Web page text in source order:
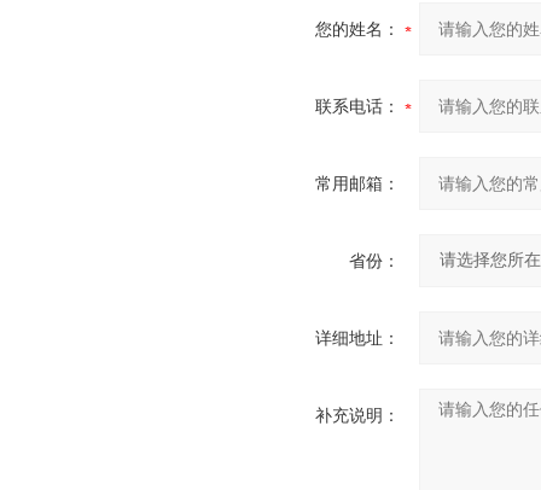
您的姓名：
联系电话：
常用邮箱：
省份：
详细地址：
补充说明：